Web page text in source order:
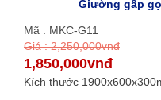
Giường gấp
Mã : MKC-G11
Giá : 2,250,000vnđ
1,850,000vnđ
Kích thước